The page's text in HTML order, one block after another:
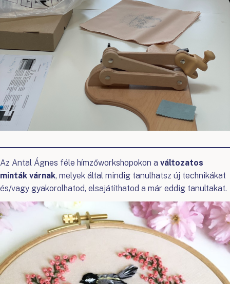
Az Antal Ágnes féle hímzőworkshopokon a változatos
minták várnak, melyek által mindig tanulhatsz új technikákat
és/vagy gyakorolhatod, elsajátíthatod a már eddig tanultakat.